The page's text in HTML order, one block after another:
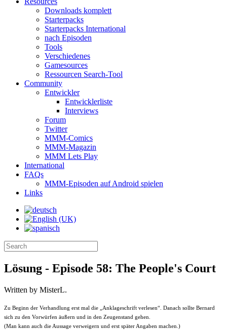
Downloads komplett
Starterpacks
Starterpacks International
nach Episoden
Tools
Verschiedenes
Gamesources
Ressourcen Search-Tool
Community
Entwickler
Entwicklerliste
Interviews
Forum
Twitter
MMM-Comics
MMM-Magazin
MMM Lets Play
International
FAQs
MMM-Episoden auf Android spielen
Links
Lösung - Episode 58: The People's Court
Written by MisterL.
Zu Beginn der Verhandlung erst mal die „Anklageschrift verlesen“. Danach sollte Bernard
sich zu den Vorwürfen äußern und in den Zeugenstand gehen.
(Man kann auch die Aussage verweigern und erst später Angaben machen.)